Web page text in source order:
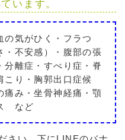
います。
の気がひく・フラつ
・不安感）・腹部の張
分離症・すべり症・脊
こり・胸郭出口症候
痛み・坐骨神経痛・顎
など